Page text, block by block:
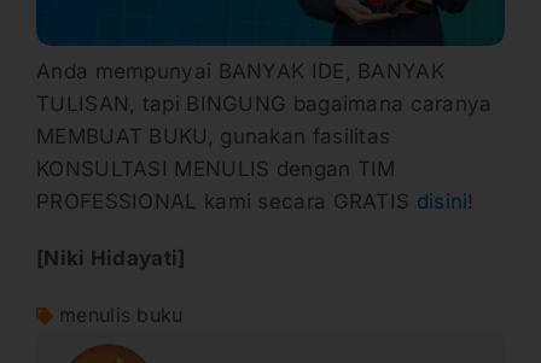
Anda mempunyai BANYAK IDE, BANYAK
TULISAN, tapi BINGUNG bagaimana caranya
MEMBUAT BUKU, gunakan fasilitas
KONSULTASI MENULIS dengan TIM
PROFESSIONAL kami secara GRATIS disini!
[Niki Hidayati]
menulis buku